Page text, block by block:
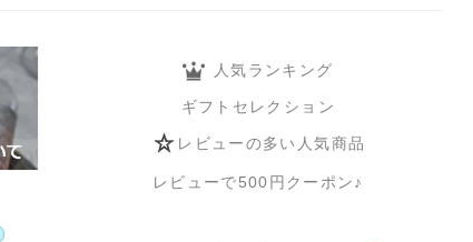
人気ランキング
ギフトセレクション
レビューの多い人気商品
レビューで500円クーポン♪